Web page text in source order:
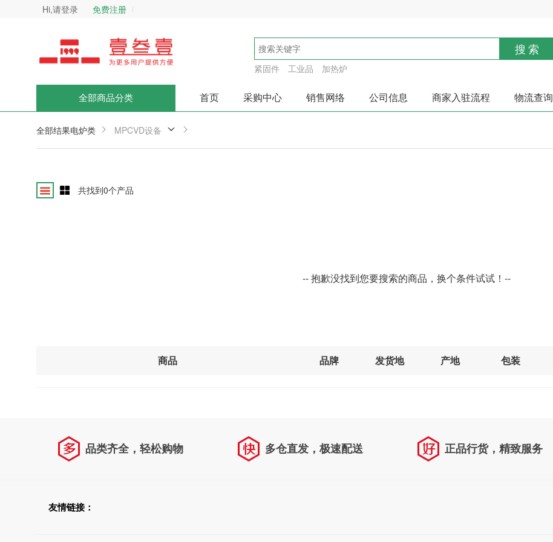
Hi,请登录 免费注册
搜索
紧固件 工业品 加热炉
全部商品分类 首页 采购中心 销售网络 公司信息 商家入驻流程 物流查询
全部结果电炉类 MPCVD设备
共找到0个产品
-- 抱歉没找到您要搜索的商品，换个条件试试！--
商品 品牌 发货地 产地 包装
品类齐全，轻松购物 多仓直发，极速配送 正品行货，精致服务
友情链接：